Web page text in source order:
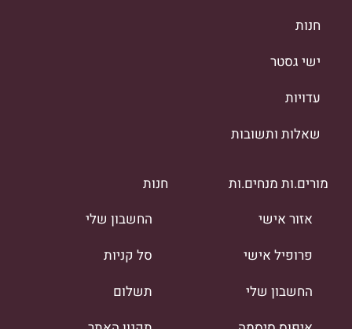
חנות
ישי גסטר
עדויות
שאלות ותשובות
מורים.ות מנחים.ות
אזור אישי
פרופיל אישי
החשבון שלי
חנות
החשבון שלי
סל קניות
תשלום